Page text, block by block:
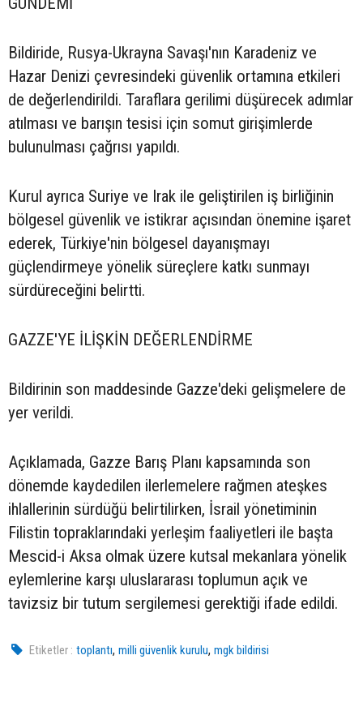
Bildiride, Rusya-Ukrayna Savaşı'nın Karadeniz ve
Hazar Denizi çevresindeki güvenlik ortamına etkileri
de değerlendirildi. Taraflara gerilimi düşürecek adımlar
atılması ve barışın tesisi için somut girişimlerde
bulunulması çağrısı yapıldı.
Kurul ayrıca Suriye ve Irak ile geliştirilen iş birliğinin
bölgesel güvenlik ve istikrar açısından önemine işaret
ederek, Türkiye'nin bölgesel dayanışmayı
güçlendirmeye yönelik süreçlere katkı sunmayı
sürdüreceğini belirtti.
GAZZE'YE İLİŞKİN DEĞERLENDİRME
Bildirinin son maddesinde Gazze'deki gelişmelere de
yer verildi.
Açıklamada, Gazze Barış Planı kapsamında son
dönemde kaydedilen ilerlemelere rağmen ateşkes
ihlallerinin sürdüğü belirtilirken, İsrail yönetiminin
Filistin topraklarındaki yerleşim faaliyetleri ile başta
Mescid-i Aksa olmak üzere kutsal mekanlara yönelik
eylemlerine karşı uluslararası toplumun açık ve
tavizsiz bir tutum sergilemesi gerektiği ifade edildi.
Etiketler : toplantı,milli güvenlik kurulu,mgk bildirisi